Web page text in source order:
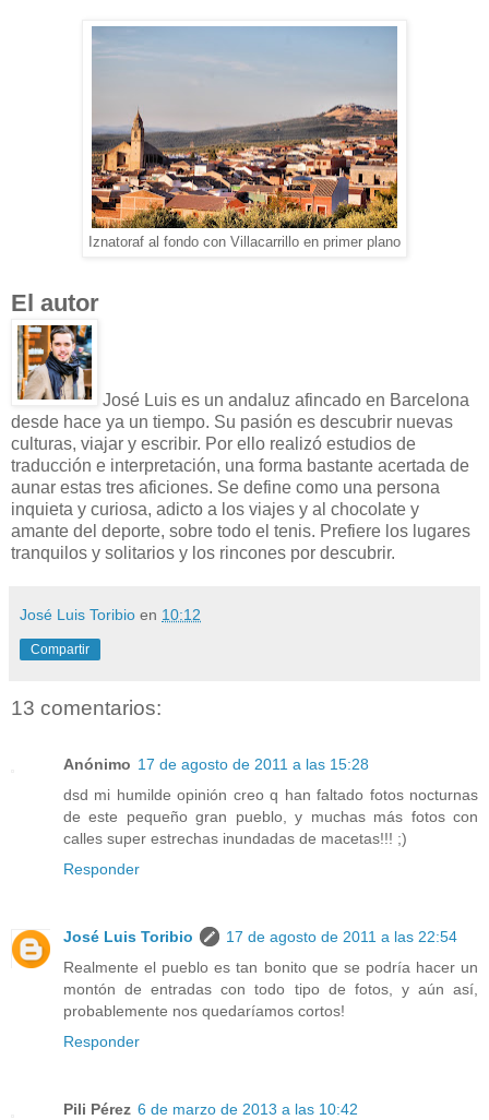
Iznatoraf al fondo con Villacarrillo en primer plano
El autor
José Luis es un andaluz afincado en Barcelona
desde hace ya un tiempo. Su pasión es descubrir nuevas
culturas, viajar y escribir. Por ello realizó estudios de
traducción e interpretación, una forma bastante acertada de
aunar estas tres aficiones. Se define como una persona
inquieta y curiosa, adicto a los viajes y al chocolate y
amante del deporte, sobre todo el tenis. Prefiere los lugares
tranquilos y solitarios y los rincones por descubrir.
José Luis Toribio en 10:12
Compartir
13 comentarios:
Anónimo 17 de agosto de 2011 a las 15:28
dsd mi humilde opinión creo q han faltado fotos nocturnas
de este pequeño gran pueblo, y muchas más fotos con
calles super estrechas inundadas de macetas!!! ;)
Responder
José Luis Toribio
17 de agosto de 2011 a las 22:54
Realmente el pueblo es tan bonito que se podría hacer un
montón de entradas con todo tipo de fotos, y aún así,
probablemente nos quedaríamos cortos!
Responder
Pili Pérez 6 de marzo de 2013 a las 10:42